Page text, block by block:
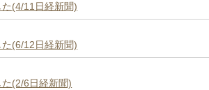
(4/11日経新聞)
(6/12日経新聞)
(2/6日経新聞)